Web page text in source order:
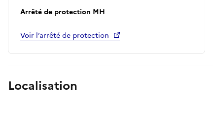
Arrêté de protection MH
Voir l’arrêté de protection
Localisation